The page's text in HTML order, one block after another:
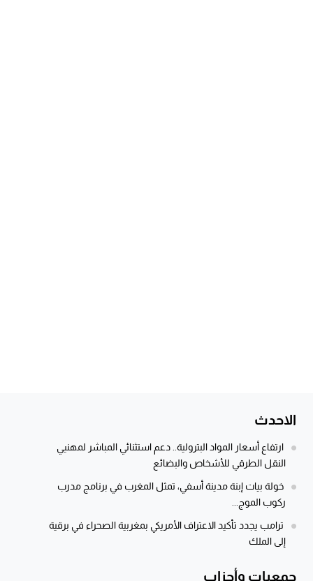
الاحدث
ارتفاع أسعار المواد البترولية.. دعم استثنائي المباشر لمهنيي
النقل الطرقي للأشخاص والبضائع
خولة بيات إبنة مدينة أسفي، تمثل المغرب في برنامج مدرب
ركوب الموج...
ترامب يجدد تأكيد الاعتراف الأمريكي بمغربية الصحراء في برقية
إلى الملك
جمعيات وأحزاب